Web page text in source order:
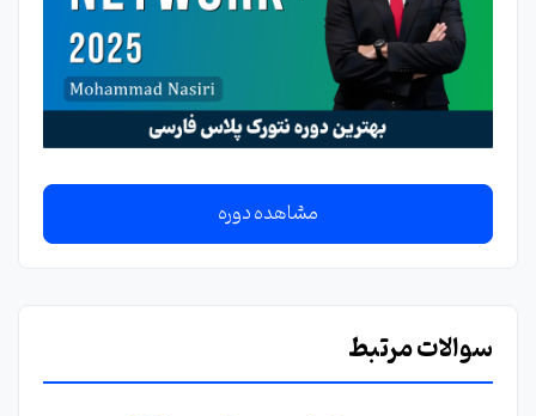
مشاهده دوره
سوالات مرتبط